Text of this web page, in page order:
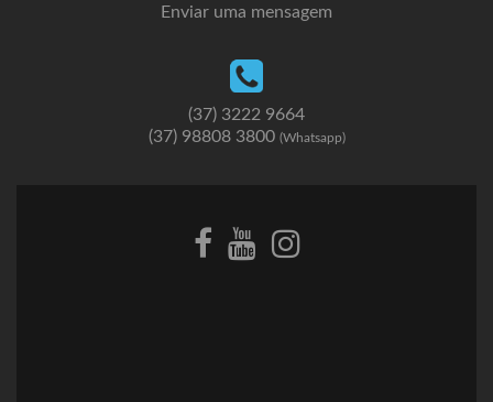
Enviar uma mensagem
(37) 3222 9664
(37) 98808 3800 (Whatsapp)